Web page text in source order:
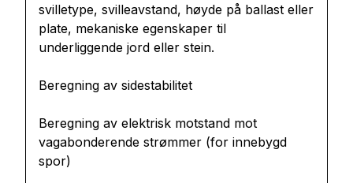
svilletype, svilleavstand, høyde på ballast eller
plate, mekaniske egenskaper til
underliggende jord eller stein.
Beregning av sidestabilitet
Beregning av elektrisk motstand mot
vagabonderende strømmer (for innebygd
spor)